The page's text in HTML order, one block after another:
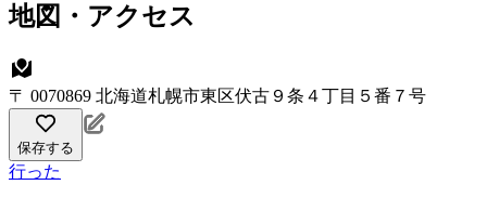
地図・アクセス
〒 0070869 北海道札幌市東区伏古９条４丁目５番７号
保存する
行った